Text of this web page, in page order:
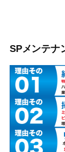
SPメンテナ